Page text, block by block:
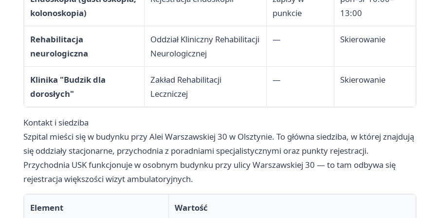
kolonoskopia)
punkcie
13:00
Rehabilitacja
neurologiczna
Oddział Kliniczny Rehabilitacji
Neurologicznej
— Skierowanie
Klinika "Budzik dla
dorosłych"
Zakład Rehabilitacji
Leczniczej
— Skierowanie
Kontakt i siedziba
Szpital mieści się w budynku przy Alei Warszawskiej 30 w Olsztynie. To główna siedziba, w której znajdują
się oddziały stacjonarne, przychodnia z poradniami specjalistycznymi oraz punkty rejestracji.
Przychodnia USK funkcjonuje w osobnym budynku przy ulicy Warszawskiej 30 — to tam odbywa się
rejestracja większości wizyt ambulatoryjnych.
Element Wartość